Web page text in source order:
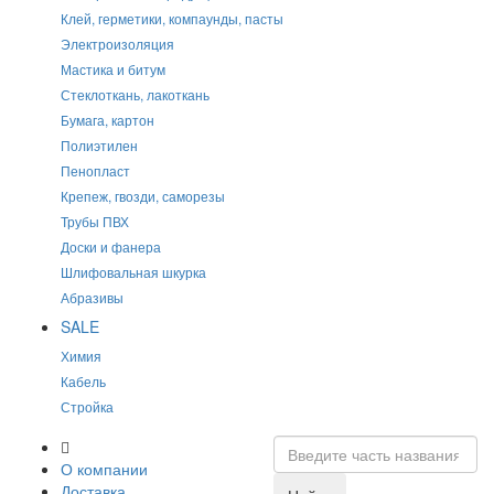
Клей, герметики, компаунды, пасты
Электроизоляция
Мастика и битум
Стеклоткань, лакоткань
Бумага, картон
Полиэтилен
Пенопласт
Крепеж, гвозди, саморезы
Трубы ПВХ
Доски и фанера
Шлифовальная шкурка
Абразивы
SALE
Химия
Кабель
Стройка
О компании